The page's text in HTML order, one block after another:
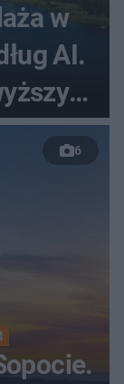
w
AI.
6